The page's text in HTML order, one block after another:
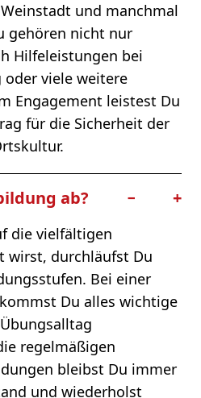
und manchmal
gehören nicht nur
Hilfeleistungen bei
viele weitere
Engagement leistest Du
für die Sicherheit der
ab? − +
die vielfältigen
wirst, durchläufst Du
Bei einer
Du alles wichtige
regelmäßigen
bleibst Du immer
und wiederholst